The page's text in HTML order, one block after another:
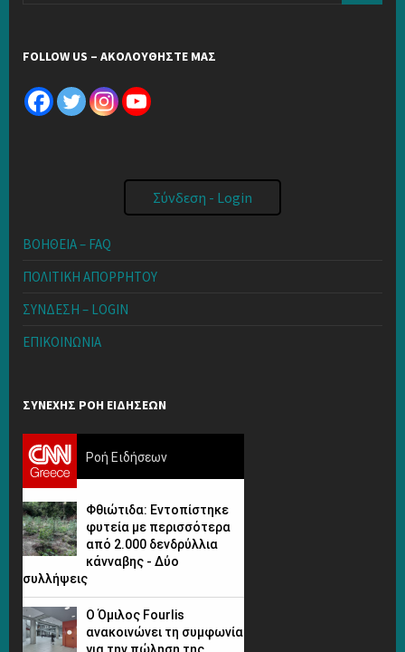
FOLLOW US – ΑΚΟΛΟΥΘΗΣΤΕ ΜΑΣ
Σύνδεση - Login
ΒΟΗΘΕΙΑ – FAQ
ΠΟΛΙΤΙΚΗ ΑΠΟΡΡΗΤΟΥ
ΣΥΝΔΕΣΗ – LOGIN
ΕΠΙΚΟΙΝΩΝΙΑ
ΣΥΝΕΧΗΣ ΡΟΗ ΕΙΔΗΣΕΩΝ